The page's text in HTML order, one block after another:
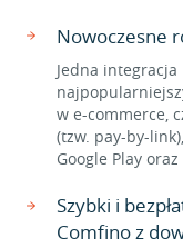
Nowoczesne
Jedna
w e-commerce,
(tzw. pay-by-
Google Play
Szybki i
Comfino z